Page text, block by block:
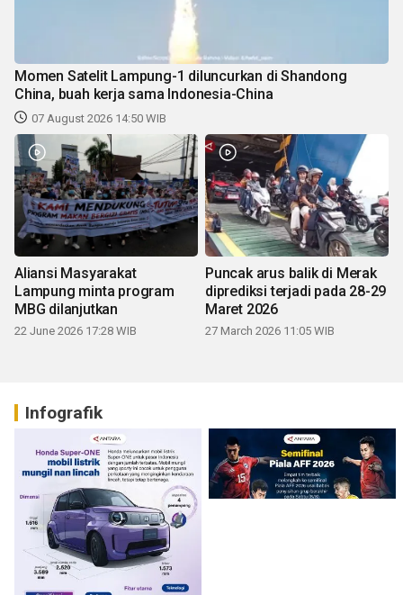
Momen Satelit Lampung-1 diluncurkan di Shandong
China, buah kerja sama Indonesia-China
07 August 2026 14:50 WIB
Aliansi Masyarakat
Lampung minta program
MBG dilanjutkan
22 June 2026 17:28 WIB
Puncak arus balik di Merak
diprediksi terjadi pada 28-29
Maret 2026
27 March 2026 11:05 WIB
Infografik